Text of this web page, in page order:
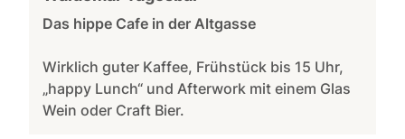
Das hippe Cafe in der Altgasse
Wirklich guter Kaffee, Frühstück bis 15 Uhr,
„happy Lunch“ und Afterwork mit einem Glas
Wein oder Craft Bier.